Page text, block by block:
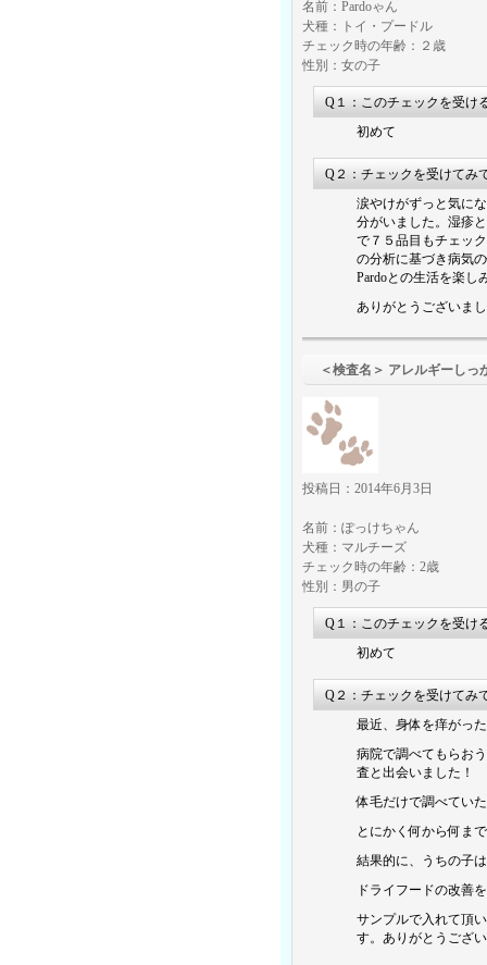
名前：Pardoゃん
犬種：トイ・プードル
チェック時の年齢：２歳
性別：女の子
Q１：このチェックを受け
初めて
Q２：チェックを受けてみ
涙やけがずっと気に
分がいました。湿疹
で７５品目もチェッ
の分析に基づき病気
Pardoとの生活を楽し
ありがとうございま
＜検査名＞ アレルギーしっ
投稿日：2014年6月3日
名前：ぽっけちゃん
犬種：マルチーズ
チェック時の年齢：2歳
性別：男の子
Q１：このチェックを受け
初めて
Q２：チェックを受けてみ
最近、身体を痒がっ
病院で調べてもらお
査と出会いました！
体毛だけで調べてい
とにかく何から何ま
結果的に、うちの子
ドライフードの改善
サンプルで入れて頂
す。ありがとうござ